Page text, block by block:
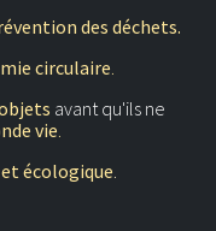
des déchets.
circulaire.
avant qu'ils ne
vie.
écologique.